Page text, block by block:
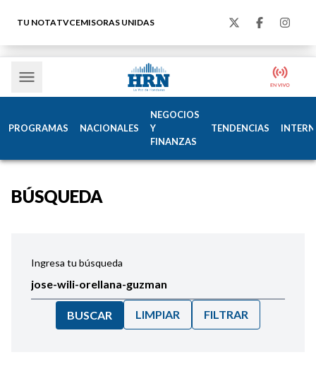
TU NOTATVCEMISORAS UNIDAS
PROGRAMAS NACIONALES
NEGOCIOS
Y
FINANZAS
TENDENCIAS
BÚSQUEDA
Ingresa tu búsqueda
BUSCAR LIMPIAR FILTRAR